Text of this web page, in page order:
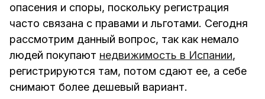
опасения и споры, поскольку регистрация
часто связана с правами и льготами. Сегодня
рассмотрим данный вопрос, так как немало
людей покупают недвижимость в Испании,
регистрируются там, потом сдают ее, а себе
снимают более дешевый вариант.